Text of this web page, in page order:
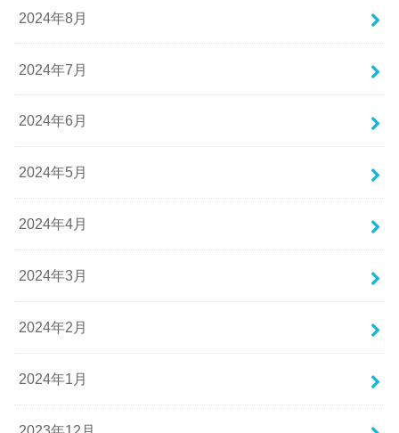
2024年8月
2024年7月
2024年6月
2024年5月
2024年4月
2024年3月
2024年2月
2024年1月